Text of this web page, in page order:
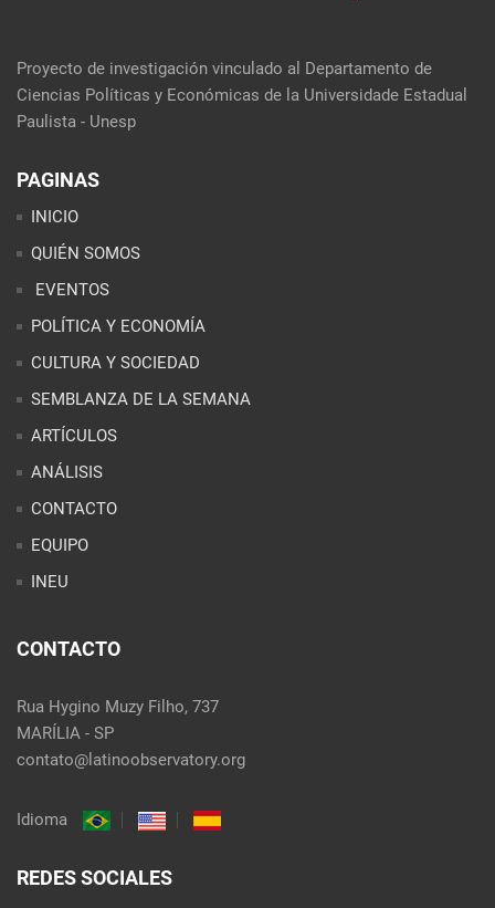
Proyecto de investigación vinculado al Departamento de
Ciencias Políticas y Económicas de la Universidade Estadual
Paulista - Unesp
PAGINAS
INICIO
QUIÉN SOMOS
EVENTOS
POLÍTICA Y ECONOMÍA
CULTURA Y SOCIEDAD
SEMBLANZA DE LA SEMANA
ARTÍCULOS
ANÁLISIS
CONTACTO
EQUIPO
INEU
CONTACTO
Rua Hygino Muzy Filho, 737
MARÍLIA - SP
contato@latinoobservatory.org
Idioma
REDES SOCIALES